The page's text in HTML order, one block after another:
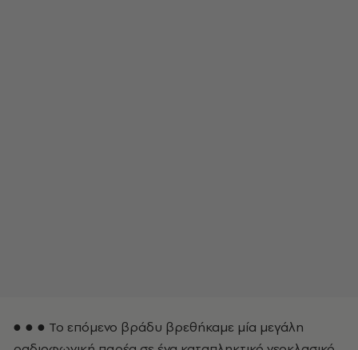
● ● ● Το επόμενο βράδυ βρεθήκαμε μία μεγάλη